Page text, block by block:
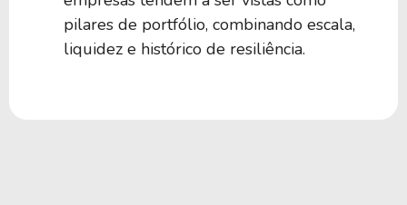
pilares de portfólio, combinando escala,
liquidez e histórico de resiliência.